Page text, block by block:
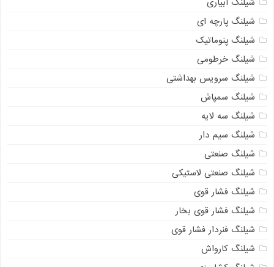
شیلنگ پارچه ای
شیلنگ پنوماتیک
شیلنگ خرطومی
شیلنگ سرویس بهداشتی
شیلنگ سمپاش
شیلنگ سه لایه
شیلنگ سیم دار
شیلنگ صنعتی
شیلنگ صنعتی لاستیکی
شیلنگ فشار قوی
شیلنگ فشار قوی بخار
شیلنگ فنردار فشار قوی
شیلنگ کارواش